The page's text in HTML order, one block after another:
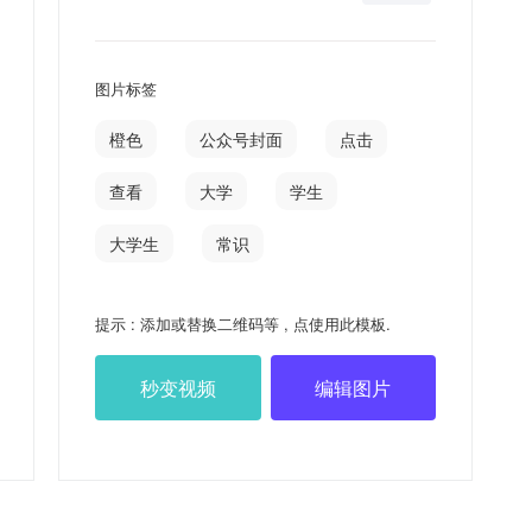
图片标签
橙色 公众号封面 点击
查看 大学 学生
大学生 常识
提示 : 添加或替换二维码等 , 点使用此模板.
秒变视频 编辑图片